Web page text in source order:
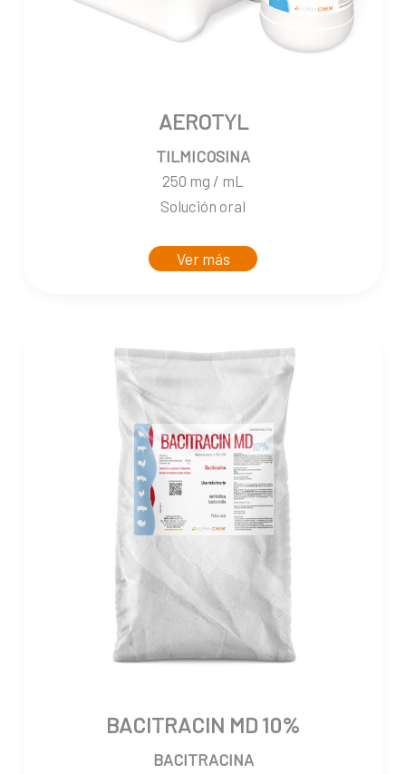
AEROTYL
TILMICOSINA
250 mg / mL
Solución oral
Ver más
BACITRACIN MD 10%
BACITRACINA